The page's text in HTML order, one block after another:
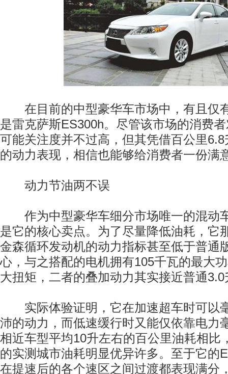
在目前的中型豪华车市场中，有且仅
是雷克萨斯ES300h。尽管该市场的消费
可能关注度并不过高，但其凭借百公里
的动力表现，相信也能够给消费者一份满
动力节油两不误
作为中型豪华车细分市场唯一的混动
是它的核心卖点。为了尽量降低油耗，它
金森循环发动机的动力指标甚至低于普通
心，与之搭配的电机拥有105千瓦的最大
大扭矩，二者的叠加动力其实接近普通3.0
实际体验证明，它在加速超车时可以
沛的动力，而低速缓行时又能仅依靠电力
相近车型平均10升左右的百公里油耗相比
的实测城市油耗明显优异许多。至于它的
在提速后的各个速区之间过渡都表现满分